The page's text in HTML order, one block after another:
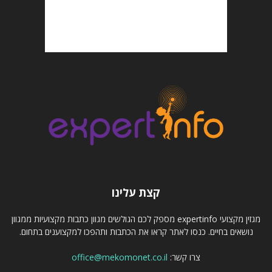
קצת עלינו
מגזין מקצועי expertinfo מספק לכם הגולשים מגוון כתבות מקצועיות ממגוון
נושאים בחיים. כנסו לאתר קראו את הכתבות ותהפכו למקצוענים בתחום.
צרו קשר: office@mekomonet.co.il